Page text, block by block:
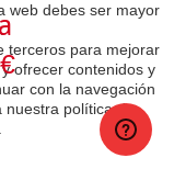
web debes ser mayor
terceros para mejorar
ofrecer contenidos y
con la navegación
nuestra política de